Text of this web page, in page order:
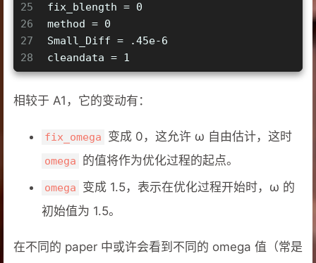
25
26
27
28
fix_blength = 0
method = 0
Small_Diff = .45e-6
cleandata = 1
相较于 A1，它的变动有：
fix_omega 变成 0，这允许 ω 自由估计，这时
omega 的值将作为优化过程的起点。
omega
变成 1.5，表示在优化过程开始时，ω 的
初始值为 1.5。
在不同的 paper 中或许会看到不同的 omega 值（常是